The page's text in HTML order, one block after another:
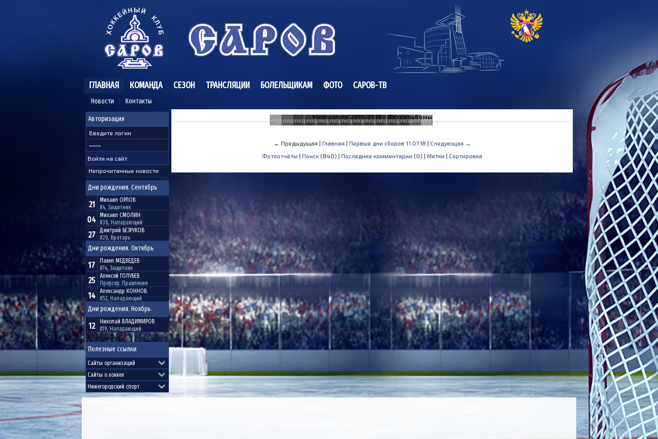
ГЛАВНАЯ
Новости Контакты
КОМАНДА СЕЗОН ТРАНСЛЯЦИИ БОЛЕЛЬЩИКАМ ФОТО САРОВ-ТВ
Авторизация
Непрочитанные новости
Дни рождения. Сентябрь
21 Михаил ОРЛОВ
#4, Защитник
04 Михаил СМОЛИН
#38, Нападающий
27 Дмитрий БЕЗРУКОВ
#20, Вратарь
Дни рождения. Октябрь
17 Павел МЕДВЕДЕВ
#74, Защитник
25 Алексей ГОЛУБЕВ
Председ. Правления
14 Александр КОННОВ
#52, Нападающий
Дни рождения. Ноябрь
12 Николай ВЛАДИМИРОВ
#19, Нападающий
Полезные ссылки
Медосмотр 2018-2019 » Фотоальбомы
подробнее
подробнее
подробнее
подробнее
подробнее
подробнее
подробнее
подробнее
подробнее
подробнее
подробнее
подробнее
← Предыдущая | Главная | Первые дни сборов 11.07.18 | Следующая →
Фотоотчёты | Поиск (840) | Последние комментарии (0) | Метки | Сортировка